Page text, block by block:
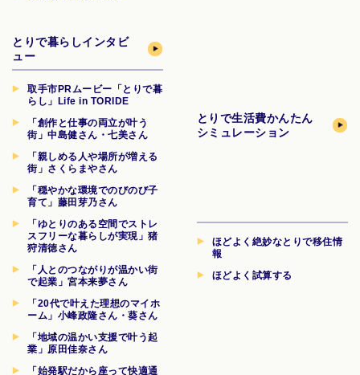
とりで暮らしインタビ
ュー
取手市PRムービー「とりで暮
らし」Life in TORIDE
「創作と仕事の両立が叶う
街」中島健さん・七美さん
「親しめる人や場所が増える
街」さくらまやさん
「穏やかな環境でのびのび子
育て」藤田芽乃さん
「ゆとりのある空間でストレ
スフリーな暮らしが実現」猪
狩清徳さん
「人とのつながりが温かい街
で起業」宮本来夢さん
「20代で叶えた理想のマイホ
ーム」小峰政隆さん・葵さん
「地域の温かい支援で叶う起
業」原田佳奈さん
「始発駅だから座って快適通
とりで生活費かんたん
シミュレーション
ほどよく絶妙なとりで移住情
報
ほどよく試算する